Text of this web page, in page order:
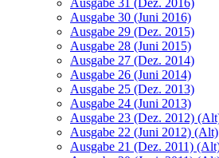
Ausgabe 31 (Dez. 2016)
Ausgabe 30 (Juni 2016)
Ausgabe 29 (Dez. 2015)
Ausgabe 28 (Juni 2015)
Ausgabe 27 (Dez. 2014)
Ausgabe 26 (Juni 2014)
Ausgabe 25 (Dez. 2013)
Ausgabe 24 (Juni 2013)
Ausgabe 23 (Dez. 2012)
Ausgabe 22 (Juni 2012) (Alt)
Ausgabe 21 (Dez. 2011)